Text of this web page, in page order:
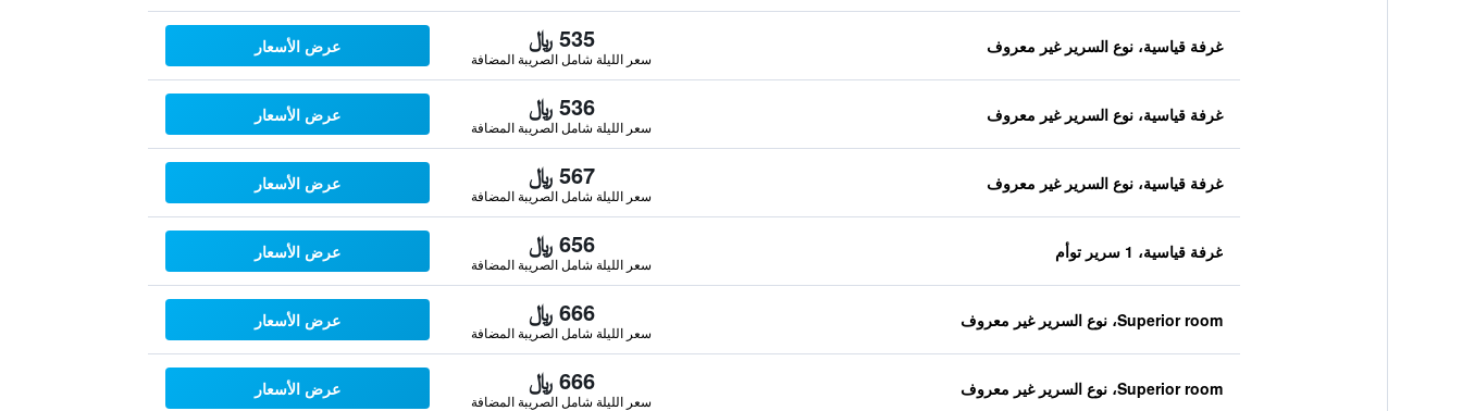
غرفة قياسية، نوع السرير غير معروف 535 ﷼
سعر الليلة شامل الصريبة المضافة
عرض الأسعار
غرفة قياسية، نوع السرير غير معروف 536 ﷼
سعر الليلة شامل الصريبة المضافة
عرض الأسعار
غرفة قياسية، نوع السرير غير معروف 567 ﷼
سعر الليلة شامل الصريبة المضافة
عرض الأسعار
غرفة قياسية، 1 سرير توأم 656 ﷼
سعر الليلة شامل الصريبة المضافة
عرض الأسعار
Superior room، نوع السرير غير معروف 666 ﷼
سعر الليلة شامل الصريبة المضافة
عرض الأسعار
Superior room، نوع السرير غير معروف 666 ﷼
سعر الليلة شامل الصريبة المضافة
عرض الأسعار